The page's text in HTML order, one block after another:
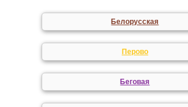
Белорусская
Перово
Беговая